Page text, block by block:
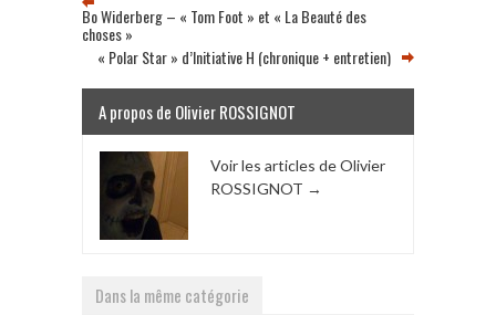
Bo Widerberg – « Tom Foot » et « La Beauté des
choses »
« Polar Star » d’Initiative H (chronique + entretien)
A propos de Olivier ROSSIGNOT
Voir les articles de Olivier
ROSSIGNOT →
Dans la même catégorie